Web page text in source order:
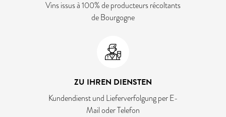
Vins issus à 100% de producteurs récoltants
de Bourgogne
ZU IHREN DIENSTEN
Kundendienst und Lieferverfolgung per E-
Mail oder Telefon